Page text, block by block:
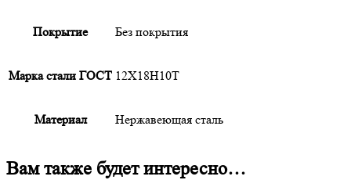
Покрытие Без покрытия
Марка стали ГОСТ 12Х18Н10Т
Материал Нержавеющая сталь
Вам также будет интересно…